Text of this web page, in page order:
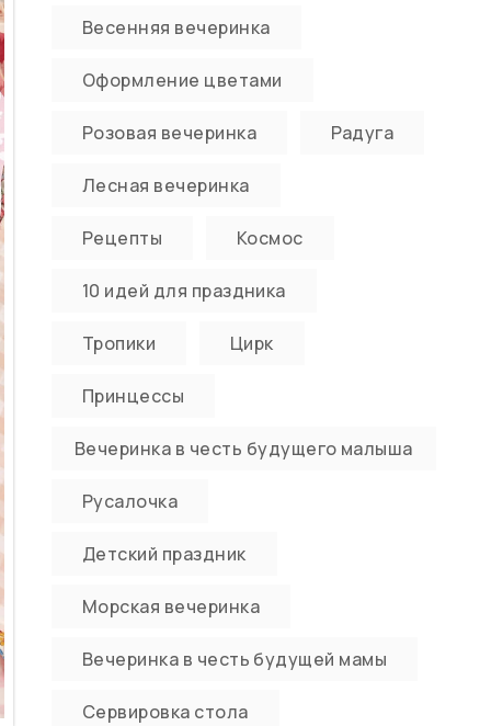
Весенняя вечеринка
Оформление цветами
Розовая вечеринка Радуга
Лесная вечеринка
Рецепты Космос
10 идей для праздника
Тропики Цирк
Принцессы
Вечеринка в честь будущего малыша
Русалочка
Детский праздник
Морская вечеринка
Вечеринка в честь будущей мамы
Сервировка стола